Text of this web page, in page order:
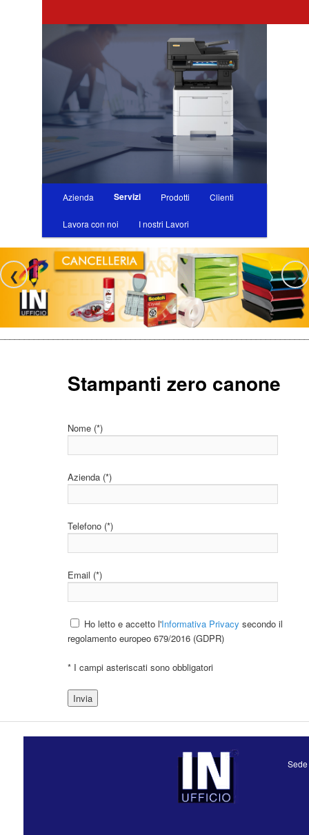
F.lli Biagini Srl
menu
Azienda Servizi Prodotti Clienti
Lavora con noi I nostri Lavori
❮ ❯
Stampanti zero canone
Nome (*)
Azienda (*)
Telefono (*)
Email (*)
Ho letto e accetto l'Informativa Privacy secondo il
regolamento europeo 679/2016 (GDPR)
* I campi asteriscati sono obbligatori